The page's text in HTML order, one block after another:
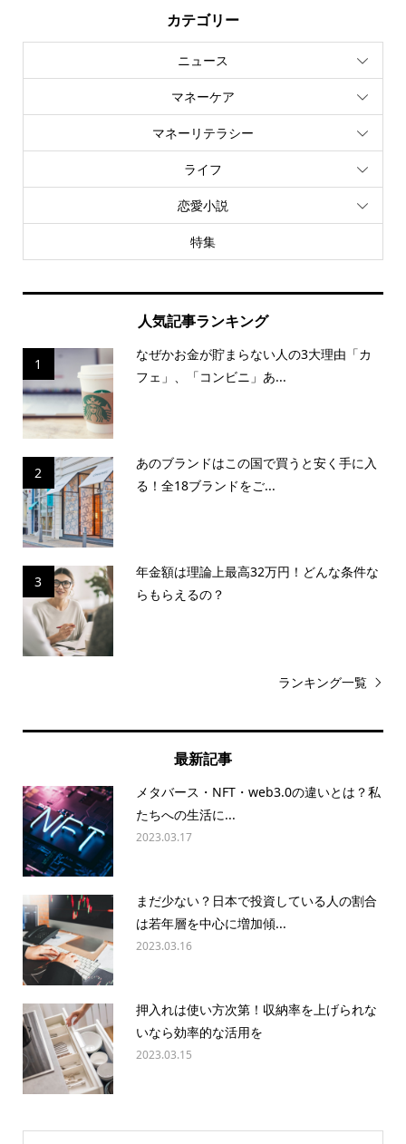
カテゴリー
ニュース
マネーケア
マネーリテラシー
ライフ
恋愛小説
特集
人気記事ランキング
1
なぜかお金が貯まらない人の3大理由「カ
フェ」、「コンビニ」あ...
2
あのブランドはこの国で買うと安く手に入
る！全18ブランドをご...
3
年金額は理論上最高32万円！どんな条件な
らもらえるの？
ランキング一覧
最新記事
メタバース・NFT・web3.0の違いとは？私
たちへの生活に...
2023.03.17
まだ少ない？日本で投資している人の割合
は若年層を中心に増加傾...
2023.03.16
押入れは使い方次第！収納率を上げられな
いなら効率的な活用を
2023.03.15